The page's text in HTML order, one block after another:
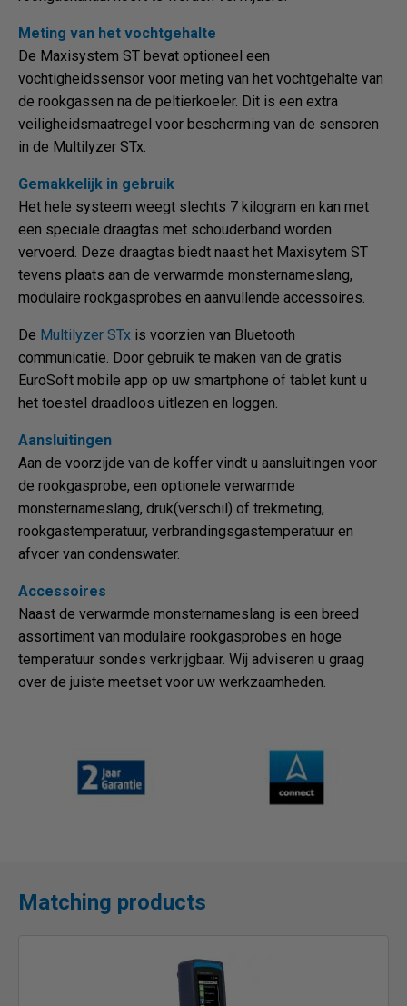
Meting van het vochtgehalte
De Maxisystem ST bevat optioneel een
vochtigheidssensor voor meting van het vochtgehalte van
de rookgassen na de peltierkoeler. Dit is een extra
veiligheidsmaatregel voor bescherming van de sensoren
in de Multilyzer STx.
Gemakkelijk in gebruik
Het hele systeem weegt slechts 7 kilogram en kan met
een speciale draagtas met schouderband worden
vervoerd. Deze draagtas biedt naast het Maxisytem ST
tevens plaats aan de verwarmde monsternameslang,
modulaire rookgasprobes en aanvullende accessoires.
De Multilyzer STx is voorzien van Bluetooth
communicatie. Door gebruik te maken van de gratis
EuroSoft mobile app op uw smartphone of tablet kunt u
het toestel draadloos uitlezen en loggen.
Aansluitingen
Aan de voorzijde van de koffer vindt u aansluitingen voor
de rookgasprobe, een optionele verwarmde
monsternameslang, druk(verschil) of trekmeting,
rookgastemperatuur, verbrandingsgastemperatuur en
afvoer van condenswater.
Accessoires
Naast de verwarmde monsternameslang is een breed
assortiment van modulaire rookgasprobes en hoge
temperatuur sondes verkrijgbaar. Wij adviseren u graag
over de juiste meetset voor uw werkzaamheden.
Matching products